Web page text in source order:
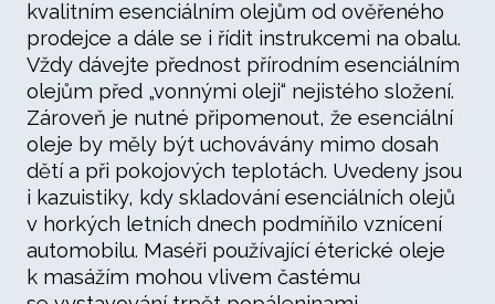
kvalitním esenciálním olejům od ověřeného
prodejce a dále se i řídit instrukcemi na obalu.
Vždy dávejte přednost přírodním esenciálním
olejům před „vonnými oleji“ nejistého složení.
Zároveň je nutné připomenout, že esenciální
oleje by měly být uchovávány mimo dosah
dětí a při pokojových teplotách. Uvedeny jsou
i kazuistiky, kdy skladování esenciálních olejů
v horkých letních dnech podmíňilo vznícení
automobilu. Maséři používající éterické oleje
k masážím mohou vlivem častému